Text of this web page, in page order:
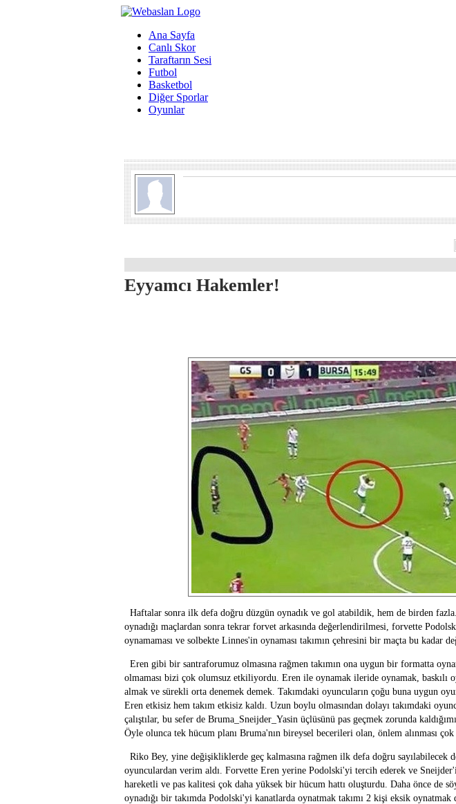
Ana Sayfa
Canlı Skor
Taraftarın Sesi
Futbol
Basketbol
Diğer Sporlar
Oyunlar
Eyyamcı Hakemler!
Haftalar sonra ilk defa doğru düzgün oynadık ve gol atabildik, hem de birden
oynadığı maçlardan sonra tekrar forvet arkasında değerlendirilmesi, forvette
oynamaması ve solbekte Linnes'in oynaması takımın çehresini bir maçta bu kadar
Eren gibi bir santraforumuz olmasına rağmen takımın ona uygun bir formatta
olmaması bizi çok olumsuz etkiliyordu. Eren ile oynamak ileride oynamak, baskılı
almak ve sürekli orta denemek demek. Takımdaki oyuncuların çoğu buna uygun
Eren etkisiz hem takım etkisiz kaldı. Uzun boylu olmasından dolayı takımdaki
çalıştılar, bu sefer de Bruma_Sneijder_Yasin üçlüsünü pas geçmek zorunda
Öyle olunca tek hücum planı Bruma'nın bireysel becerileri olan, önlem alınması
Riko Bey, yine değişikliklerde geç kalmasına rağmen ilk defa doğru sayılabilecek
oyunculardan verim aldı. Forvette Eren yerine Podolski'yi tercih ederek ve
hareketli ve pas kalitesi çok daha yüksek bir hücum hattı oluşturdu. Daha önce de
oynadığı bir takımda Podolski'yi kanatlarda oynatmak takımı 2 kişi eksik